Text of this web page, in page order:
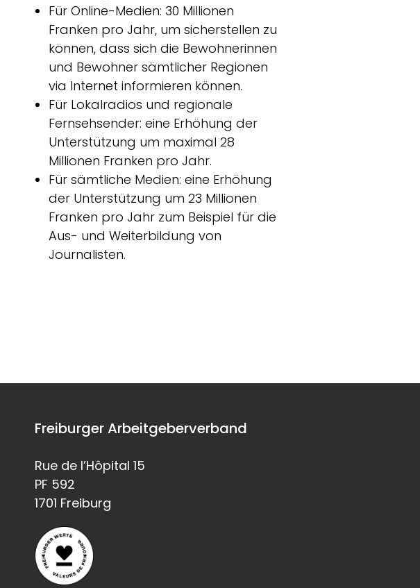
Für Online-Medien: 30 Millionen
Franken pro Jahr, um sicherstellen zu
können, dass sich die Bewohnerinnen
und Bewohner sämtlicher Regionen
via Internet informieren können.
Für Lokalradios und regionale
Fernsehsender: eine Erhöhung der
Unterstützung um maximal 28
Millionen Franken pro Jahr.
Für sämtliche Medien: eine Erhöhung
der Unterstützung um 23 Millionen
Franken pro Jahr zum Beispiel für die
Aus- und Weiterbildung von
Journalisten.
Freiburger Arbeitgeberverband
Rue de l’Hôpital 15
PF 592
1701 Freiburg